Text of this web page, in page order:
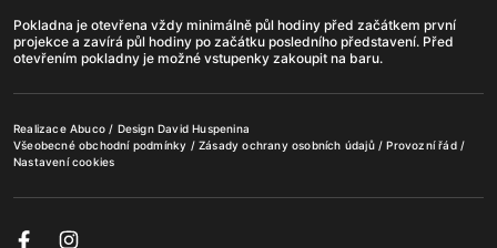
Pokladna je otevřena vždy minimálně půl hodiny před začátkem první
projekce a zavírá půl hodiny po začátku posledního představení. Před
otevřením pokladny je možné vstupenky zakoupit na baru.
RealizaceAbuco / DesignDavid Huspenina
Všeobecné obchodní podmínky /Zásady ochrany osobních údajů/Provozní řád/
Nastavení cookies